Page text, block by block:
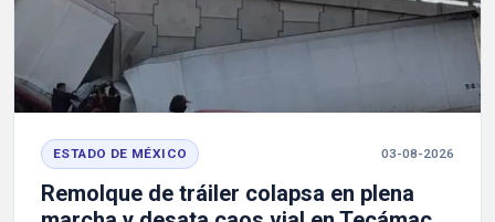
ESTADO DE MÉXICO 03-08-2026
Remolque de tráiler colapsa en plena